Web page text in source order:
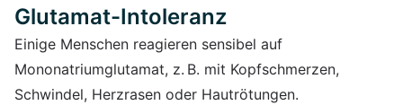
Glutamat-Intoleranz
Einige Menschen reagieren sensibel auf
Mononatriumglutamat, z. B. mit Kopfschmerzen,
Schwindel, Herzrasen oder Hautrötungen.